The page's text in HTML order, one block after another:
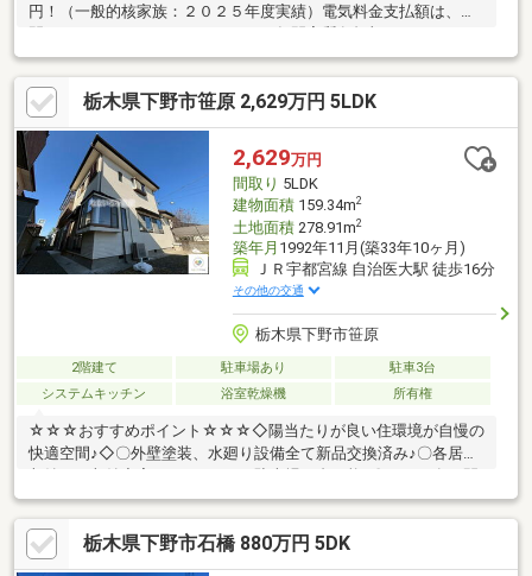
円！（一般的核家族：２０２５年度実績）電気料金支払額は、年
２７円で、年平均電気代月３，０００円以下（昨年度実績）を実
現している家計にやさしい住まいです♪築７年未満の閑静な住宅街
にあるお家です。１８畳の広々としたリビングにお洒落なアクセ
ントクロス貼りのカウンターキッチンがあります♪収納も豊富なの
で、荷物の多い方も収納には困りません◎所々に小窓があり、自
然な光がたっぷり入る明るいお家です！
栃木県下野市笹原 2,629万円 5LDK
2,629万円
間取り 5LDK
建物面積159.34m2
土地面積278.91m2
築年月 1992年11月(築33年10ヶ月)
ＪＲ宇都宮線 自治医大駅 徒歩16分
その他の交通
栃木県下野市笹原
2階建て 駐車場あり
駐車3台
システムキッチン
浴室乾燥機 所有権
☆☆☆おすすめポイント☆☆☆◇陽当たりが良い住環境が自慢の
快適空間♪◇〇外壁塗装、水廻り設備全て新品交換済み♪〇各居室
取りのお住まい♪自己資金0円で月々7万円台からのお支払いフル
リフォーム込みでも月々7万円台からのお支払い！（水廻り全て新
品交換、壁紙新規、床材新規など）☆☆☆なないろ不動産へ住宅
ローンのご相談を☆☆☆◆自己資金（頭金）が無い、又は使いた
栃木県下野市石橋 880万円 5DK